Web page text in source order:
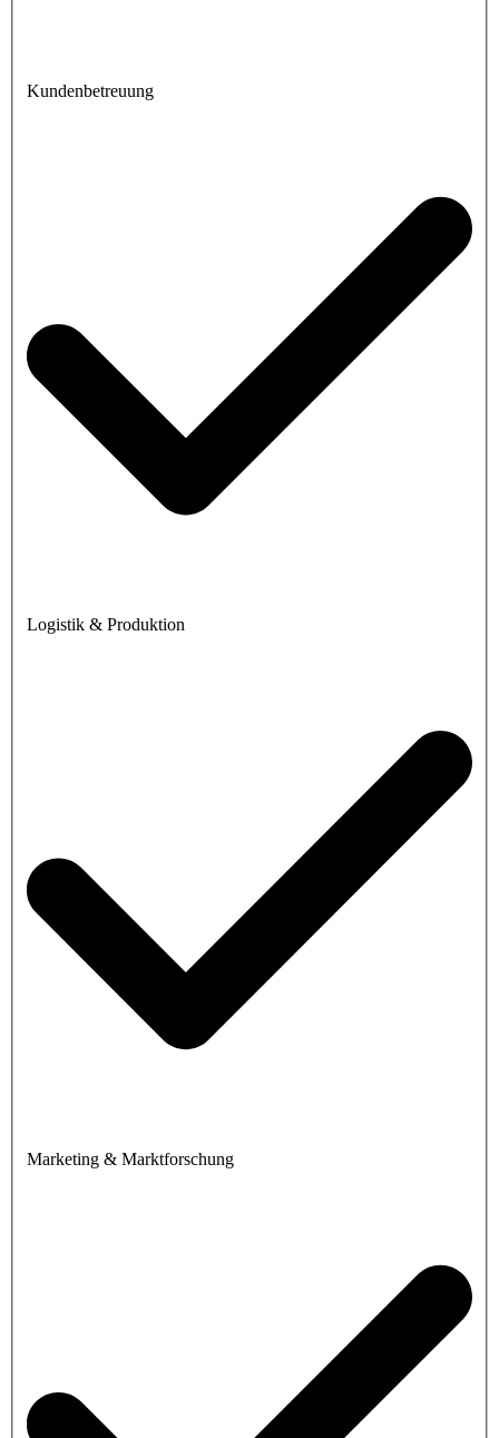
Kundenbetreuung
Logistik & Produktion
Marketing & Marktforschung